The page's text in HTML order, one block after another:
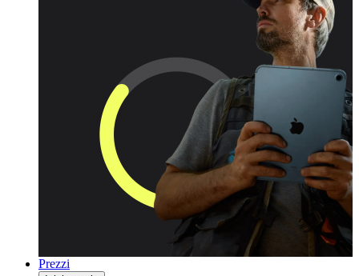
Prezzi